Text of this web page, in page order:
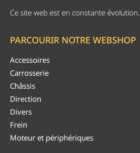
Ce site web est en constante évolution.
PARCOURIR NOTRE WEBSHOP
Accessoires
Carrosserie
Châssis
Direction
Divers
Frein
Moteur et périphériques